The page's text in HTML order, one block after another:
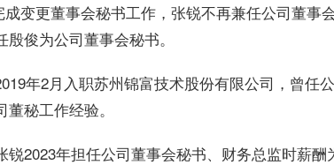
变更董事会秘书工作，张锐不再兼任公司董事
俊为公司董事会秘书。
年2月入职苏州锦富技术股份有限公司，曾任
秘工作经验。
2023年担任公司董事会秘书、财务总监时薪酬